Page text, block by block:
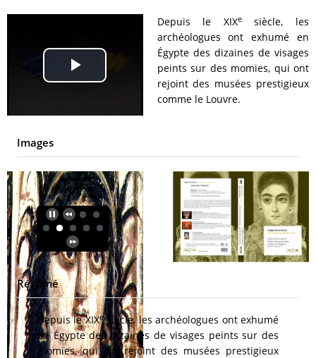
Play
Video
Depuis le XIXesiècle, les
archéologues ont exhumé en
Égypte des dizaines de visages
peints sur des momies, qui ont
rejoint des musées prestigieux
comme le Louvre.
Images
Résumé
Depuis le XIXesiècle, les archéologues ont exhumé
en Égypte des dizaines de visages peints sur des
momies, qui ont rejoint des musées prestigieux